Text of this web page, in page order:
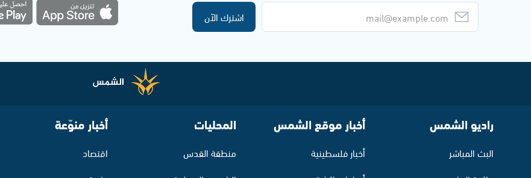
اشترك الآن
راديو الشمس
البث المباشر
أخبار موقع الشمس
أخبار فلسطينية
المحليات
منطقة القدس
أخبار منوّعة
اقتصاد